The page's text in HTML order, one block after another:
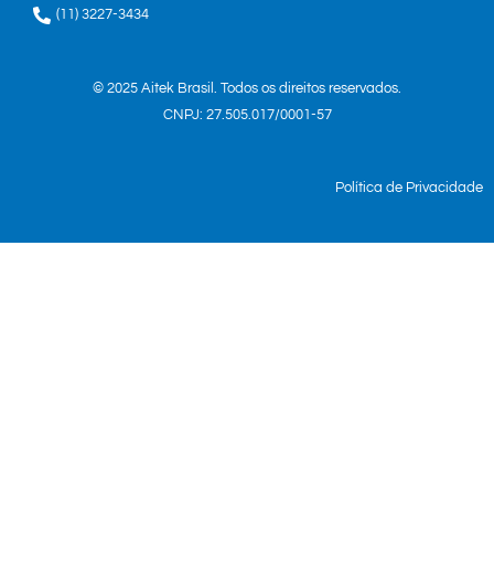
(11) 3227-3434
© 2025 Aitek Brasil. Todos os direitos reservados.
CNPJ: 27.505.017/0001-57
Política de Privacidade